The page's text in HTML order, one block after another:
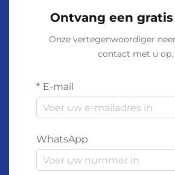
Ontvang een
Onze vertegenwoordiger
contact met u op.
E-mail
WhatsApp